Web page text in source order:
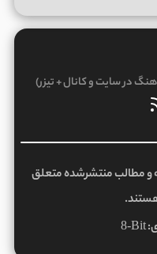
در سایت و کانال + تیزر)
مطالب منتشرشده متعلق
8-Bit